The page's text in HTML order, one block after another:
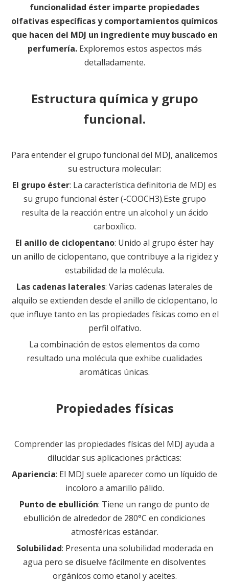
funcionalidad éster imparte propiedades
olfativas específicas y comportamientos químicos
que hacen del MDJ un ingrediente muy buscado en
perfumería.Exploremos estos aspectos más
detalladamente.
Estructura química y grupo
funcional.
Para entender el grupo funcional del MDJ, analicemos
su estructura molecular:
El grupo éster: La característica definitoria de MDJ es
su grupo funcional éster (-COOCH3).Este grupo
resulta de la reacción entre un alcohol y un ácido
carboxílico.
El anillo de ciclopentano: Unido al grupo éster hay
un anillo de ciclopentano, que contribuye a la rigidez y
estabilidad de la molécula.
Las cadenas laterales: Varias cadenas laterales de
alquilo se extienden desde el anillo de ciclopentano, lo
que influye tanto en las propiedades físicas como en el
perfil olfativo.
La combinación de estos elementos da como
resultado una molécula que exhibe cualidades
aromáticas únicas.
Propiedades físicas
Comprender las propiedades físicas del MDJ ayuda a
dilucidar sus aplicaciones prácticas:
Apariencia: El MDJ suele aparecer como un líquido de
incoloro a amarillo pálido.
Punto de ebullición: Tiene un rango de punto de
ebullición de alrededor de 280°C en condiciones
atmosféricas estándar.
Solubilidad: Presenta una solubilidad moderada en
agua pero se disuelve fácilmente en disolventes
orgánicos como etanol y aceites.